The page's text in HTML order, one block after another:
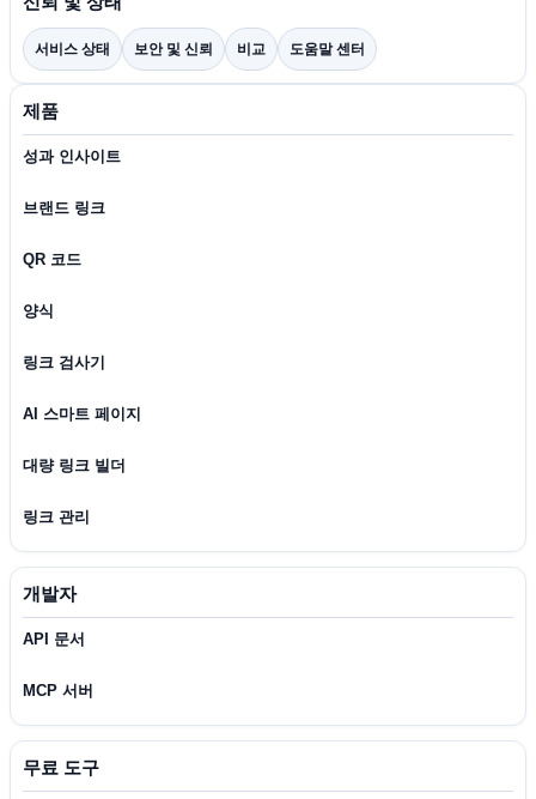
서비스 상태 보안 및 신뢰 비교 도움말 센터
제품
성과 인사이트
브랜드 링크
QR 코드
양식
링크 검사기
AI 스마트 페이지
대량 링크 빌더
링크 관리
개발자
API 문서
MCP 서버
무료 도구